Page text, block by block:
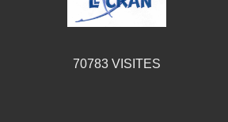
70783VISITES